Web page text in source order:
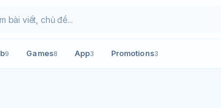
9 Games8 App3 Promotions3